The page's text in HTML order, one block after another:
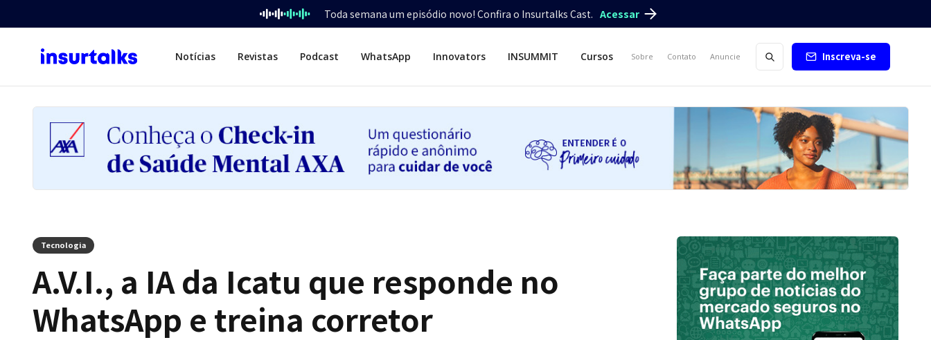
Toda semana um episódio novo! Confira o Insurtalks Cast. Acessar
Notícias Revistas Podcast WhatsApp Innovators INSUMMIT Cursos Sobre Contato Anuncie Inscreva-se
Tecnologia
A.V.I., a IA da Icatu que responde no
WhatsApp e treina corretor